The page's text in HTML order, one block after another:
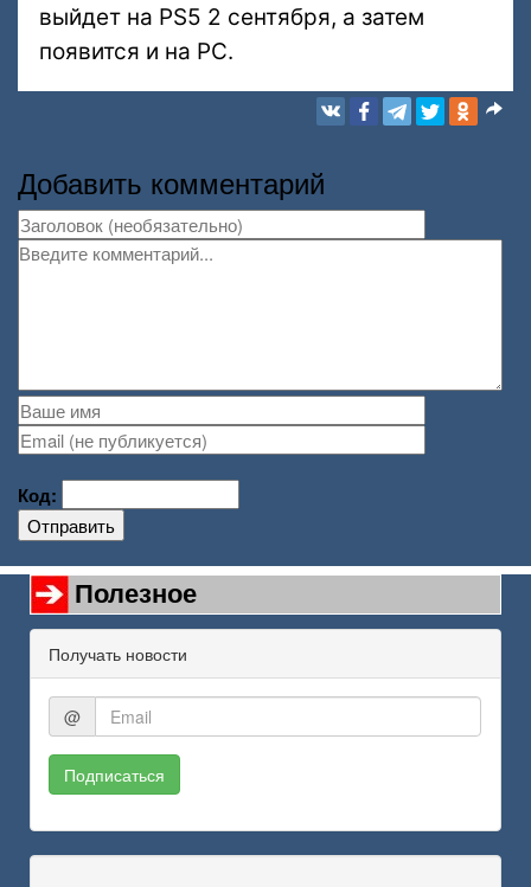
выйдет на PS5 2 сентября, а затем
появится и на PC.
Добавить комментарий
Код:
Отправить
Полезное
Получать новости
@
Подписаться